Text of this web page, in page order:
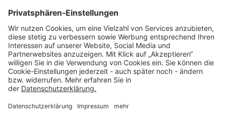
absagen können.
Haftungsbeschränkungen:
Pflegedienste haften für Schäden, die
ihre Mitarbeiter verursachen (z. B.
Verlust des Haustürschlüssels). Klauseln,
die die Haftung des Pflegedienstes bei
Personenschäden oder dem Verlust von